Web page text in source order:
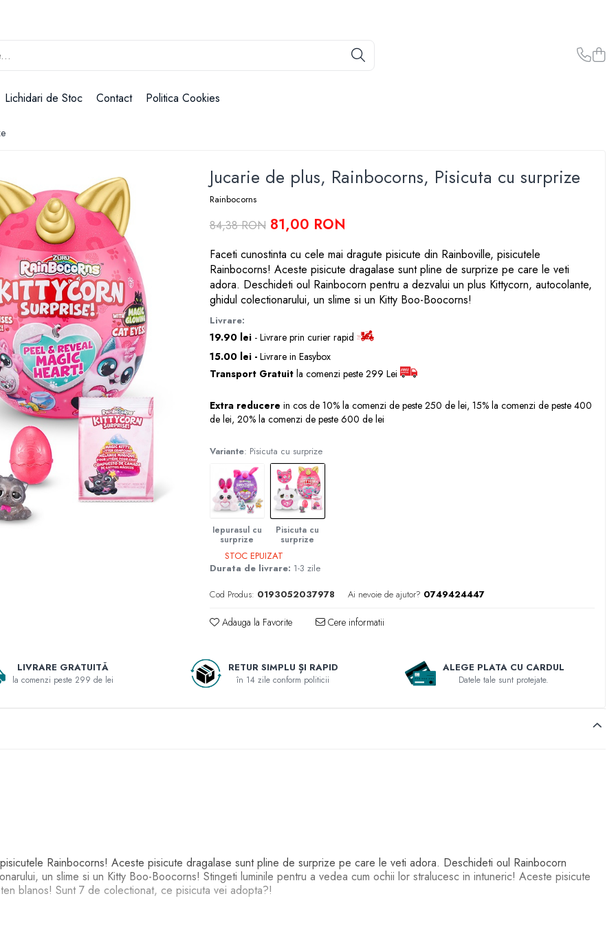
Lichidari de Stoc Contact Politica Cookies
Jucarie de plus, Rainbocorns, Pisicuta cu surprize
Rainbocorns
84,38 RON 81,00 RON
Faceti cunostinta cu cele mai dragute pisicute din Rainboville, pisicutele
Rainbocorns! Aceste pisicute dragalase sunt pline de surprize pe care le veti
adora. Deschideti oul Rainbocorn pentru a dezvalui un plus Kittycorn, autocolante,
ghidul colectionarului, un slime si un Kitty Boo-Boocorns!
Livrare:
19.90 lei- Livrare prin curier rapid
15.00 lei - Livrare in Easybox
Transport Gratuitla comenzi peste 299 Lei
Extra reducere in cos de 10% la comenzi de peste 250 de lei, 15% la comenzi de peste 400
de lei, 20% la comenzi de peste 600 de lei
Variante: Pisicuta cu surprize
Iepurasul cu
surprize
Pisicuta cu
surprize
STOC EPUIZAT
Durata de livrare: 1-3 zile
Cod Produs: 0193052037978 Ai nevoie de ajutor? 0749424447
Adauga la Favorite Cere informatii
LIVRARE GRATUITĂ
la comenzi peste 299 de lei
RETUR SIMPLU ȘI RAPID
în 14 zile conform politicii
ALEGE PLATA CU CARDUL
Datele tale sunt protejate.
Rainbocorns! Aceste pisicute dragalase sunt pline de surprize pe care le veti adora. Deschideti oul Rainbocorn
un slime si un Kitty Boo-Boocorns! Stingeti luminile pentru a vedea cum ochii lor stralucesc in intuneric! Aceste pisicute
blanos! Sunt 7 de colectionat, ce pisicuta vei adopta?!